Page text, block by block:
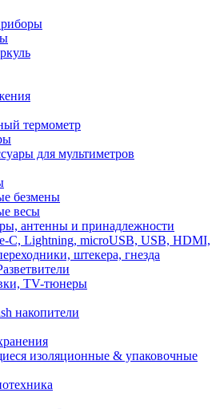
термометр
для мультиметров
безмены
весы
антенны и принадлежности
C, Lightning, microUSB, USB, HDMI,
штекера, гнезда
TV-тюнеры
накопители
изоляционные & упаковочные